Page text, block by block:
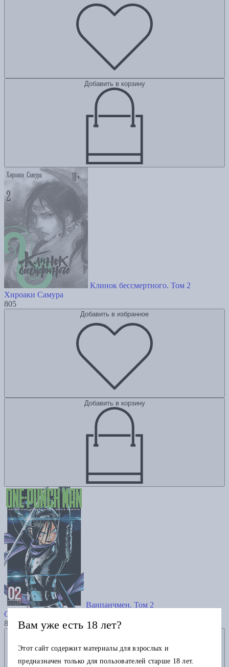
Добавить в корзину
Клинок бессмертного. Том 2
Хироаки Самура
805
Добавить в избранное
Добавить в корзину
Ванпанчмен. Том 2
ONE
890
Вам уже есть 18 лет?
Этот сайт содержит материалы для взрослых и
предназначен только для пользователей старше 18 лет.